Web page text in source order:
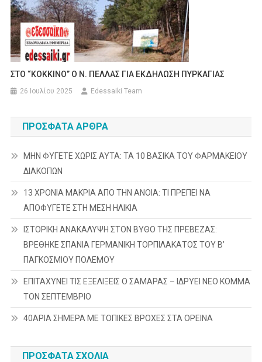
ΣΤΟ “ΚΟΚΚΙΝΟ” Ο Ν. ΠΕΛΛΑΣ ΓΙΑ ΕΚΔΗΛΩΣΗ ΠΥΡΚΑΓΙΑΣ
26 Ιουλίου 2025 Edessaiki Team
ΠΡΌΣΦΑΤΑ ΆΡΘΡΑ
ΜΗΝ ΦΥΓΕΤΕ ΧΩΡΙΣ ΑΥΤΑ: ΤΑ 10 ΒΑΣΙΚΑ ΤΟΥ ΦΑΡΜΑΚΕΙΟΥ
ΔΙΑΚΟΠΩΝ
13 ΧΡΟΝΙΑ ΜΑΚΡΙΑ ΑΠΟ ΤΗΝ ΑΝΟΙΑ: ΤΙ ΠΡΕΠΕΙ ΝΑ
ΑΠΟΦΥΓΕΤΕ ΣΤΗ ΜΕΣΗ ΗΛΙΚΙΑ
ΙΣΤΟΡΙΚΗ ΑΝΑΚΑΛΥΨΗ ΣΤΟΝ ΒΥΘΟ ΤΗΣ ΠΡΕΒΕΖΑΣ:
ΒΡΕΘΗΚΕ ΣΠΑΝΙΑ ΓΕΡΜΑΝΙΚΗ ΤΟΡΠΙΛΑΚΑΤΟΣ ΤΟΥ Β’
ΠΑΓΚΟΣΜΙΟΥ ΠΟΛΕΜΟΥ
ΕΠΙΤΑΧΥΝΕΙ ΤΙΣ ΕΞΕΛΙΞΕΙΣ Ο ΣΑΜΑΡΑΣ – ΙΔΡΥΕΙ ΝΕΟ ΚΟΜΜΑ
ΤΟΝ ΣΕΠΤΕΜΒΡΙΟ
40ΑΡΙΑ ΣΗΜΕΡΑ ΜΕ ΤΟΠΙΚΕΣ ΒΡΟΧΕΣ ΣΤΑ ΟΡΕΙΝΑ
ΠΡΌΣΦΑΤΑ ΣΧΌΛΙΑ